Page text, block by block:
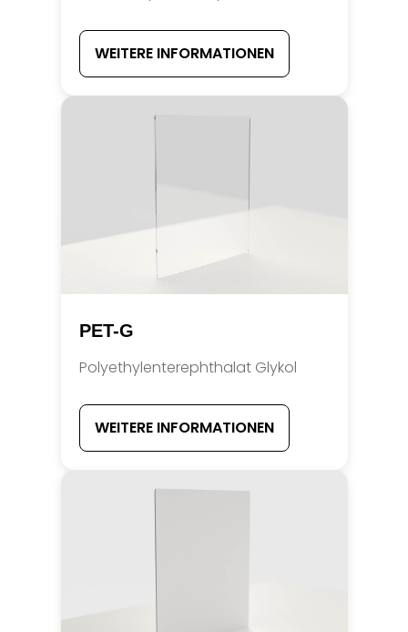
WEITERE INFORMATIONEN
PET-G
Polyethylenterephthalat Glykol
WEITERE INFORMATIONEN